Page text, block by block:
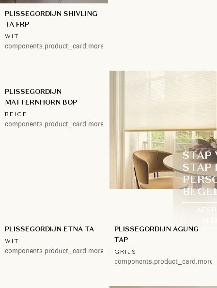
PLISSEGORDIJN SHIVLING
TA FRP
WIT
components.product_card.more.1
PLISSEGORDIJN
MATTERNHORN BOP
BEIGE
components.product_card.more.1
STAP
STAP
PLISSEGORDIJN ETNA TA
WIT
components.product_card.more.2
PLISSEGORDIJN AGUNG
TAP
GRIJS